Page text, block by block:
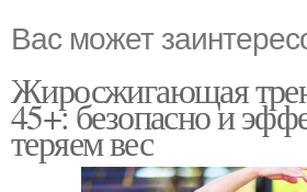
Вас может
Жиросжигающая
45+: безопасно и
теряем вес